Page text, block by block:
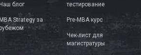
Наш блог
MBA Strategy за
тестирование
Pre-MBA курс
Чек-лист для
магистратуры